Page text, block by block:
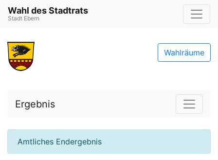
Wahl des Stadtrats
Stadt Ebern
Wahlräume
Ergebnis
Amtliches Endergebnis